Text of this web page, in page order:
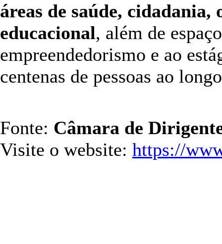
áreas de saúde,
educacional, além de
empreendedorismo e ao
centenas de pessoas ao
Fonte: Câmara de
Visite o website: https://